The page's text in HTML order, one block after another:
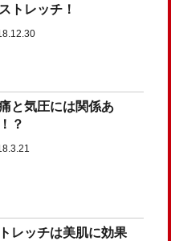
トレッチ！
と気圧には関係あ
？
レッチは美肌に効果